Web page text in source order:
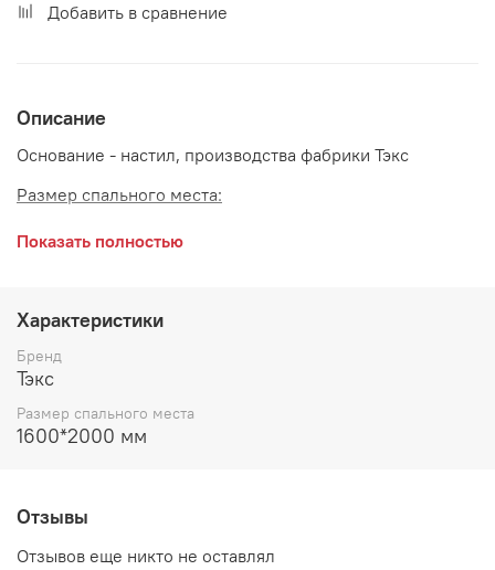
Добавить в сравнение
Описание
Основание - настил, производства фабрики Тэкс
Размер спального места:
1400*2000 мм
Материал: ДСП
Показать полностью
Характеристики
Бренд
Тэкс
Размер спального места
1600*2000 мм
Отзывы
Отзывов еще никто не оставлял